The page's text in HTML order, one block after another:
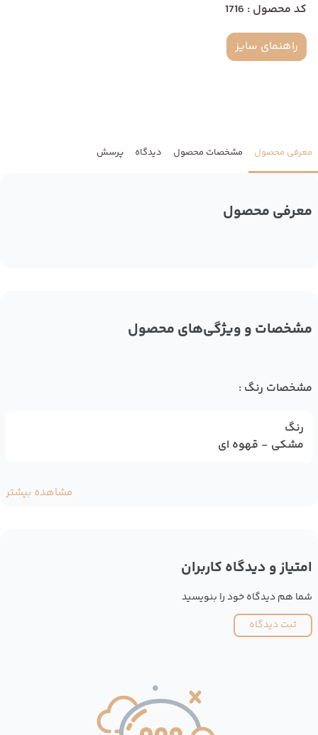
کد محصول : 1716
راهنمای سایز
معرفی محصول مشخصات محصول دیدگاه پرسش
معرفی محصول
مشخصات و ویژگی‌های محصول
مشخصات رنگ :
رنگ
مشکی - قهوه ای
مشاهده بیشتر
امتیاز و دیدگاه کاربران
شما هم دیدگاه خود را بنویسید
ثبت دیدگاه